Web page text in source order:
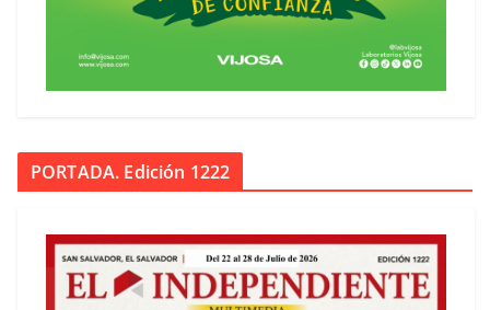
PORTADA. Edición 1222